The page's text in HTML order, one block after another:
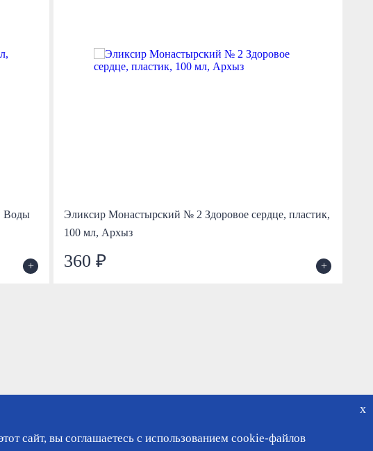
Воды
+
Эликсир Монастырский № 2 Здоровое сердце, пластик,
100 мл, Архыз
360 ₽ +
x
сайт, вы соглашаетесь с использованием cookie-файлов